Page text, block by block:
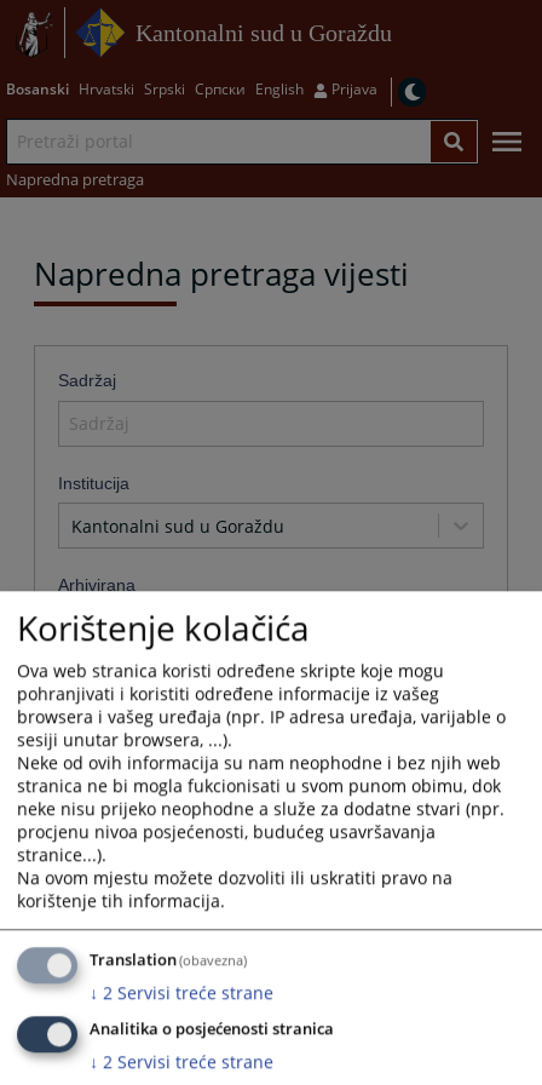
Kantonalni sud u Goraždu
Bosanski Hrvatski Srpski Српски English Prijava
Napredna pretraga
Napredna pretraga vijesti
Sadržaj
Institucija
Kantonalni sud u Goraždu
Arhivirana
Ne
Datum od
Navigate
forward
to
interact
with
the
calendar
select
a
date.
Press
the
question
Datum do
Navigate
forward
to
interact
with
the
calendar
and
select
Sortiraj po
Odaberi...
Napredne stavke
Pretraži
Korištenje kolačića
Ova web stranica koristi određene skripte koje mogu
pohranjivati i koristiti određene informacije iz vašeg
browsera i vašeg uređaja (npr. IP adresa uređaja, varijable o
sesiji unutar browsera, ...).
Neke od ovih informacija su nam neophodne i bez njih web
stranica ne bi mogla fukcionisati u svom punom obimu, dok
neke nisu prijeko neophodne a služe za dodatne stvari (npr.
procjenu nivoa posjećenosti, budućeg usavršavanja
stranice...).
Na ovom mjestu možete dozvoliti ili uskratiti pravo na
korištenje tih informacija.
Translation(obavezna)
↓ 2 Servisi treće strane
Analitika o posjećenosti stranica
↓ 2 Servisi treće strane